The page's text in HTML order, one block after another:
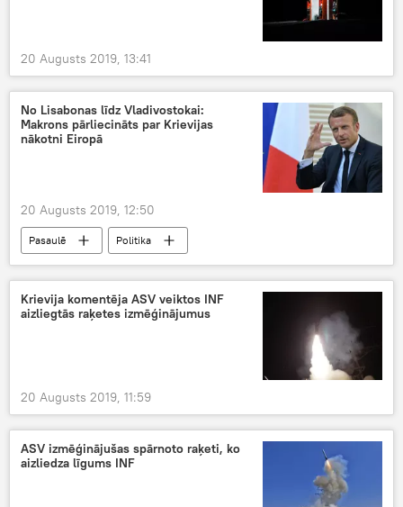
20 Augusts 2019, 13:41
No Lisabonas līdz Vladivostokai:
Makrons pārliecināts par Krievijas
nākotni Eiropā
20 Augusts 2019, 12:50
Pasaulē Politika
Krievija komentēja ASV veiktos INF
aizliegtās raķetes izmēģinājumus
20 Augusts 2019, 11:59
ASV izmēģinājušas spārnoto raķeti, ko
aizliedza līgums INF